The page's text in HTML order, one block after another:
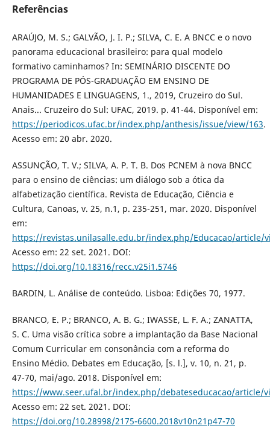
Referências
ARAÚJO, M. S.; GALVÃO, J. I. P.; SILVA, C. E. A BNCC e o novo
panorama educacional brasileiro: para qual modelo
formativo caminhamos? In: SEMINÁRIO DISCENTE DO
PROGRAMA DE PÓS-GRADUAÇÃO EM ENSINO DE
HUMANIDADES E LINGUAGENS, 1., 2019, Cruzeiro do Sul.
Anais... Cruzeiro do Sul: UFAC, 2019. p. 41-44. Disponível em:
https://periodicos.ufac.br/index.php/anthesis/issue/view/163.
Acesso em: 20 abr. 2020.
ASSUNÇÃO, T. V.; SILVA, A. P. T. B. Dos PCNEM à nova BNCC
para o ensino de ciências: um diálogo sob a ótica da
alfabetização científica. Revista de Educação, Ciência e
Cultura, Canoas, v. 25, n.1, p. 235-251, mar. 2020. Disponível
em:
https://revistas.unilasalle.edu.br/index.php/Educacao/article/
Acesso em: 22 set. 2021. DOI:
https://doi.org/10.18316/recc.v25i1.5746
BARDIN, L. Análise de conteúdo. Lisboa: Edições 70, 1977.
BRANCO, E. P.; BRANCO, A. B. G.; IWASSE, L. F. A.; ZANATTA,
S. C. Uma visão crítica sobre a implantação da Base Nacional
Comum Curricular em consonância com a reforma do
Ensino Médio. Debates em Educação, [s. l.], v. 10, n. 21, p.
47-70, mai/ago. 2018. Disponível em:
https://www.seer.ufal.br/index.php/debateseducacao/article/
Acesso em: 22 set. 2021. DOI:
https://doi.org/10.28998/2175-6600.2018v10n21p47-70